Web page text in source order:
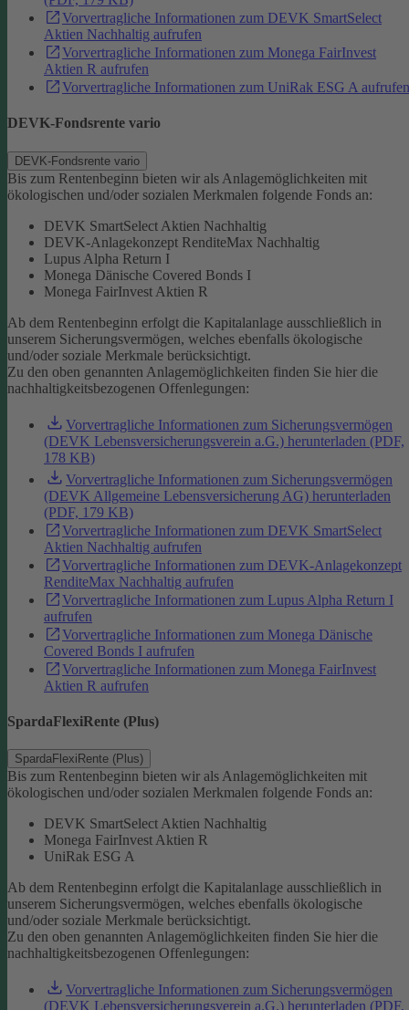
Vorvertragliche Informationen zum DEVK SmartSelect
Aktien Nachhaltig aufrufen
Vorvertragliche Informationen zum Monega FairInvest
Aktien R aufrufen
Vorvertragliche Informationen zum UniRak ESG A aufrufen
DEVK-Fondsrente vario
DEVK-Fondsrente vario
Bis zum Rentenbeginn bieten wir als Anlagemöglichkeiten mit
ökologischen und/oder sozialen Merkmalen folgende Fonds an:
DEVK SmartSelect Aktien Nachhaltig
DEVK-Anlagekonzept RenditeMax Nachhaltig
Lupus Alpha Return I
Monega Dänische Covered Bonds I
Monega FairInvest Aktien R
Ab dem Rentenbeginn erfolgt die Kapitalanlage ausschließlich in
unserem Sicherungsvermögen, welches ebenfalls ökologische
und/oder soziale Merkmale berücksichtigt.
Zu den oben genannten Anlagemöglichkeiten finden Sie hier die
nachhaltigkeitsbezogenen Offenlegungen:
Vorvertragliche Informationen zum Sicherungsvermögen
(DEVK Lebensversicherungsverein a.G.) herunterladen (PDF,
178 KB)
Vorvertragliche Informationen zum Sicherungsvermögen
(DEVK Allgemeine Lebensversicherung AG) herunterladen
(PDF, 179 KB)
Vorvertragliche Informationen zum DEVK SmartSelect
Aktien Nachhaltig aufrufen
Vorvertragliche Informationen zum DEVK-Anlagekonzept
RenditeMax Nachhaltig aufrufen
Vorvertragliche Informationen zum Lupus Alpha Return I
aufrufen
Vorvertragliche Informationen zum Monega Dänische
Covered Bonds I aufrufen
Vorvertragliche Informationen zum Monega FairInvest
Aktien R aufrufen
SpardaFlexiRente (Plus)
SpardaFlexiRente (Plus)
Bis zum Rentenbeginn bieten wir als Anlagemöglichkeiten mit
ökologischen und/oder sozialen Merkmalen folgende Fonds an:
DEVK SmartSelect Aktien Nachhaltig
Monega FairInvest Aktien R
UniRak ESG A
Ab dem Rentenbeginn erfolgt die Kapitalanlage ausschließlich in
unserem Sicherungsvermögen, welches ebenfalls ökologische
und/oder soziale Merkmale berücksichtigt.
Zu den oben genannten Anlagemöglichkeiten finden Sie hier die
nachhaltigkeitsbezogenen Offenlegungen:
Vorvertragliche Informationen zum Sicherungsvermögen
(DEVK Lebensversicherungsverein a.G.) herunterladen (PDF,